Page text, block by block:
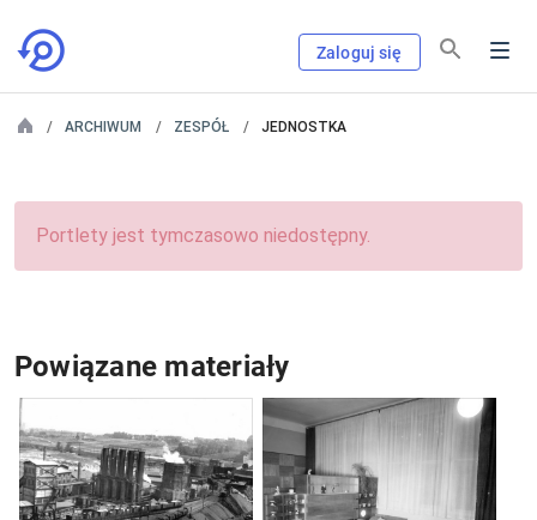
Zaloguj się
ARCHIWUM ZESPÓŁ JEDNOSTKA
Portlety jest tymczasowo niedostępny.
Powiązane materiały